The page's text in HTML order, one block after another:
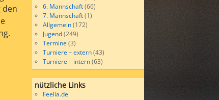
den
6. Mannschaft(66)
7. Mannschaft(1)
Allgemein(172)
Jugend(249)
Termine(3)
Turniere – extern(43)
Turniere – intern(63)
nützliche Links
Feelia.de